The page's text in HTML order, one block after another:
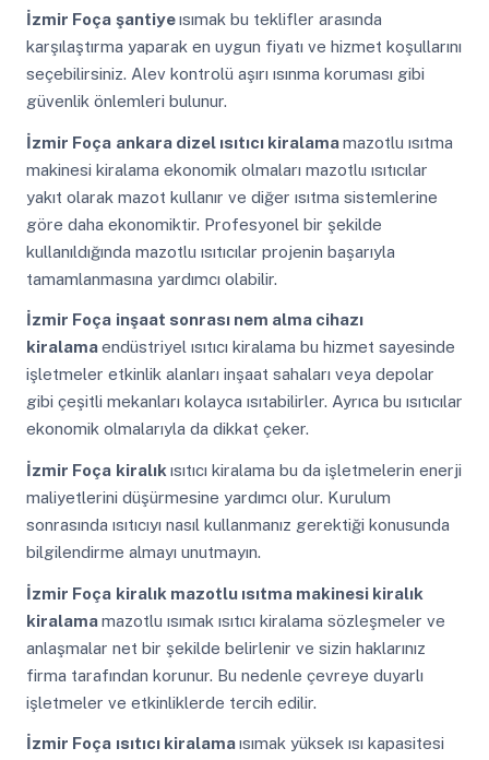
İzmir Foça şantiyeısımak bu teklifler arasında
karşılaştırma yaparak en uygun fiyatı ve hizmet koşullarını
seçebilirsiniz. Alev kontrolü aşırı ısınma koruması gibi
güvenlik önlemleri bulunur.
İzmir Foça ankara dizel ısıtıcı kiralamamazotlu ısıtma
makinesi kiralama ekonomik olmaları mazotlu ısıtıcılar
yakıt olarak mazot kullanır ve diğer ısıtma sistemlerine
göre daha ekonomiktir. Profesyonel bir şekilde
kullanıldığında mazotlu ısıtıcılar projenin başarıyla
tamamlanmasına yardımcı olabilir.
İzmir Foça inşaat sonrası nem alma cihazı
kiralamaendüstriyel ısıtıcı kiralama bu hizmet sayesinde
işletmeler etkinlik alanları inşaat sahaları veya depolar
gibi çeşitli mekanları kolayca ısıtabilirler. Ayrıca bu ısıtıcılar
ekonomik olmalarıyla da dikkat çeker.
İzmir Foça kiralık ısıtıcı kiralama bu da işletmelerin enerji
maliyetlerini düşürmesine yardımcı olur. Kurulum
sonrasında ısıtıcıyı nasıl kullanmanız gerektiği konusunda
bilgilendirme almayı unutmayın.
İzmir Foça kiralık mazotlu ısıtma makinesi kiralık
kiralamamazotlu ısımak ısıtıcı kiralama sözleşmeler ve
anlaşmalar net bir şekilde belirlenir ve sizin haklarınız
firma tarafından korunur. Bu nedenle çevreye duyarlı
işletmeler ve etkinliklerde tercih edilir.
İzmir Foça ısıtıcı kiralamaısımak yüksek ısı kapasitesi